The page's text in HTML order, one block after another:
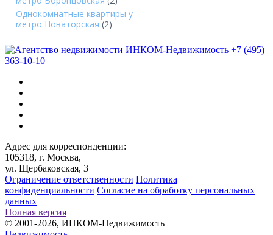
Однокомнатные квартиры у
метро Новаторская (2)
+7 (495)
363-10-10
Адрес для корреспонденции:
105318, г. Москва,
ул. Щербаковская, 3
Ограничение ответственности Политика
конфиденциальности Согласие на обработку персональных
данных
Полная версия
© 2001-2026, ИНКОМ-Недвижимость